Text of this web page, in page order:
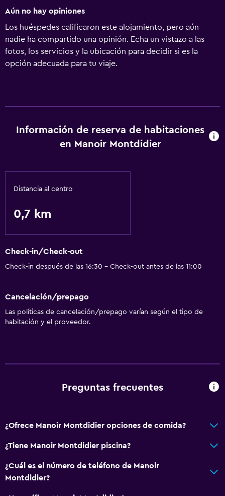
Aún no hay opiniones
Los huéspedes calificaron este alojamiento, pero aún
nadie ha compartido una opinión. Echa un vistazo a las
fotos, los servicios y la ubicación para decidir si es la
opción adecuada para tu viaje.
Información de reserva de habitaciones
en Manoir Montdidier
Distancia al centro
0,7 km
Check-in/Check-out
Check-in después de las 16:30 - Check-out antes de las 11:00
Cancelación/prepago
Las políticas de cancelación/prepago varían según el tipo de
habitación y el proveedor.
Preguntas frecuentes
¿Ofrece Manoir Montdidier opciones de comida?
¿Tiene Manoir Montdidier piscina?
¿Cuál es el número de teléfono de Manoir
Montdidier?